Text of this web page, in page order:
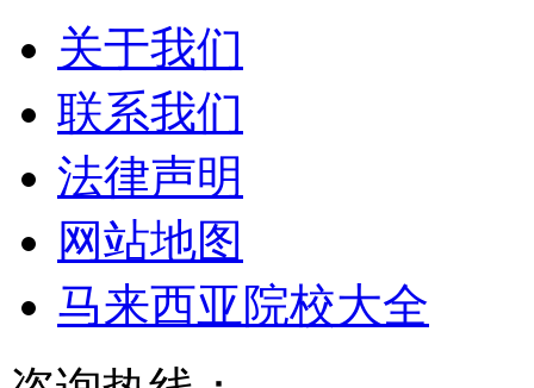
关于我们
联系我们
法律声明
网站地图
马来西亚院校大全